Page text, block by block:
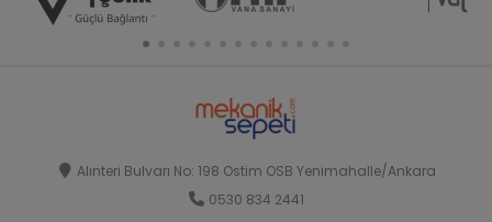
Alınteri Bulvarı No: 198 Ostim OSB Yenimahalle/Ankara
0530 834 2441